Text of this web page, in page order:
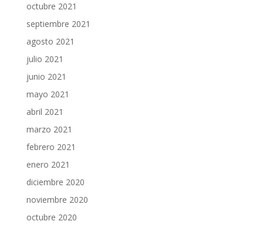
octubre 2021
septiembre 2021
agosto 2021
julio 2021
junio 2021
mayo 2021
abril 2021
marzo 2021
febrero 2021
enero 2021
diciembre 2020
noviembre 2020
octubre 2020